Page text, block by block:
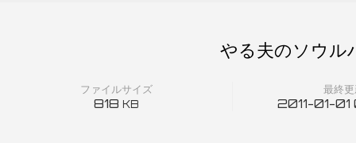
ファイルサイズ
818 KB
最終
2011-01-
やる夫のソウル